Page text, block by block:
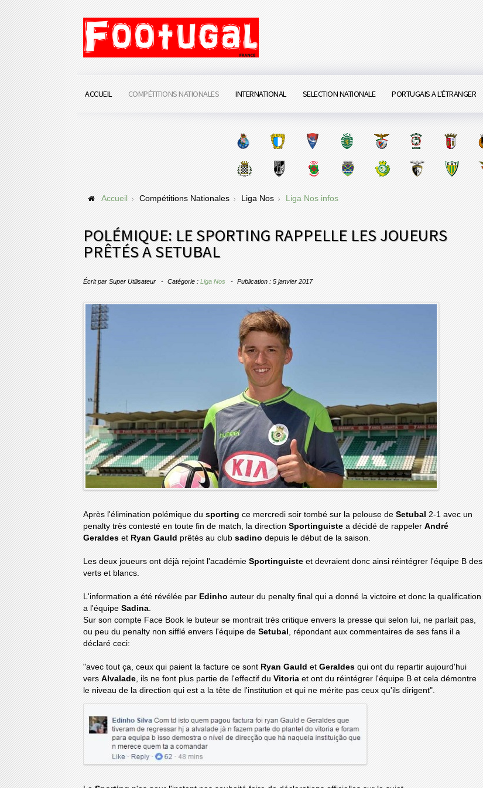
ACCUEIL COMPÉTITIONS NATIONALES INTERNATIONAL SELECTION NATIONALE PORTUGAIS A L'ÉTRANGER
Accueil Compétitions Nationales Liga Nos Liga Nos infos
POLÉMIQUE: LE SPORTING RAPPELLE LES JOUEURS
PRÊTÉS A SETUBAL
Écrit par Super Utilisateur Catégorie : Liga Nos Publication : 5 janvier 2017
Après l'élimination polémique du sporting ce mercredi soir tombé sur la pelouse de Setubal 2-1 avec un
penalty très contesté en toute fin de match, la direction Sportinguiste a décidé de rappeler André
Geraldes et Ryan Gauld prêtés au club sadino depuis le début de la saison.
Les deux joueurs ont déjà rejoint l'académie Sportinguiste et devraient donc ainsi réintégrer l'équipe B des
verts et blancs.
L'information a été révélée par Edinho auteur du penalty final qui a donné la victoire et donc la qualification
a l'équipe Sadina.
Sur son compte Face Book le buteur se montrait très critique envers la presse qui selon lui, ne parlait pas,
ou peu du penalty non sifflé envers l'équipe de Setubal , répondant aux commentaires de ses fans il a
déclaré ceci:
"avec tout ça, ceux qui paient la facture ce sont Ryan Gauld et Geraldes qui ont du repartir aujourd'hui
vers Alvalade, ils ne font plus partie de l'effectif du Vitoria et ont du réintégrer l'équipe B et cela démontre
le niveau de la direction qui est a la tête de l'institution et qui ne mérite pas ceux qu'ils dirigent".